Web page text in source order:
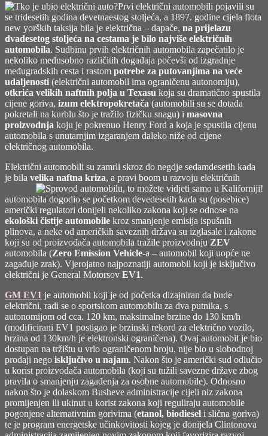
Prvi električni automobili pojavili su
se tridesetih godina devetnaestog stoljeća, a 1897. godine cijela flota
new yorških taksija bila je električna – dapače, na prijelazu
dvadesetog stoljeća na cestama je bilo najviše električnih
automobila. Sudbinu prvih električnih automobila zapečatilo je
nekoliko međusobno različitih događaja počevši od izgradnje
međugradskih cesta i rastom potrebe za putovanjima na veće
udaljenosti (električni automobil ima ograničenu autonomiju),
otkrića velikih naftnih polja u Texasu koja su dramatično spustila
cijene goriva, izum elektropokretača (automobili su se dotada
pokretali na kurblu što je tražilo fizičku snagu) i masovna
proizvodnja koju je pokrenuo Henry Ford a koja je spustila cijenu
automobila s unutarnjim izgaranjem daleko niže od cijene
električnog automobila.
Električni automobili su zamrli skroz do negdje sedamdesetih kada
je bila velika naftna kriza, a pravi boom u razvoju električnih
automobila dogodio se početkom devedesetih kada su (posebice)
američki regulatori donijeli nekoliko zakona koji se odnose na
ekološki čistije automobile kroz smanjenje emisija ispušnih
plinova, a neke od američkih saveznih država su izglasale i zakone
koji su od proizvođača automobila tražile proizvodnju ZEV
automobila (Zero Emission Vehicle-a – automobil koji uopće ne
zagađuje zrak). Vjerojatno najpoznatiji automobil koji je isključivo
električni je General Motorsov EV1.
GM EV1 je automobil koji je od početka dizajniran da bude
električni, radi se o sportskom automobilu za dva putnika, s
autonomijom od cca. 120 km, maksimalne brzine do 130 km/h
(modificirani EV1 postigao je brzinski rekord za električno vozilo,
brzina od 130km/h je elektronski ograničena). Ovaj automobil je bio
dostupan na tržištu u vrlo ograničenom broju, nije bio u slobodnoj
prodaji nego isključivo u najam. Nakon što je američki sud odlučio
u korist proizvođača automobila (koji su tužili savezne države zbog
pravila o smanjenju zagađenja za osobne automobile). Odnosno
nakon što je dolaskom Busheve administracije cijeli niz zakona
promijenjen ili ukinut u korist zakona koji reguliraju automobile
pogonjene alternativnim gorivima (etanol, biodiesel i slična goriva)
te je program energetske učinkovitosti kojeg je donijela Clintonova